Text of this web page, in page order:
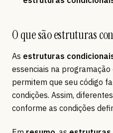
O que são estruturas
As estruturas
essenciais na programação
permitem que seu código
condições. Assim,
conforme as condições